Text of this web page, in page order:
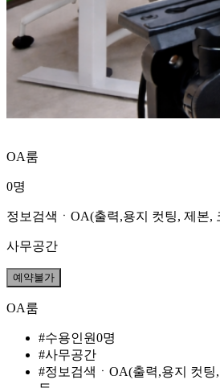
OA룸
0명
정보검색ㆍOA(출력,용지 컷팅, 제본,
사무공간
예약불가
OA룸
#수용인원0명
#사무공간
#정보검색ㆍOA(출력,용지 컷팅